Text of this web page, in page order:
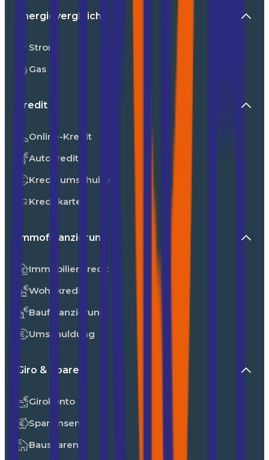
Energievergleiche
Strom
Gas
Kredit
Online-Kredit
Autokredit
Kredit umschulden
Kreditkarte
Immofinanzierung
Immobilienkredit
Wohnkredit
Baufinanzierung
Umschuldung
Giro & Sparen
Girokonto
Sparzinsen
Bausparen